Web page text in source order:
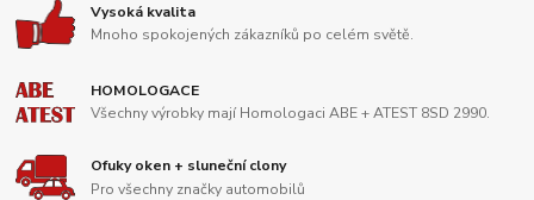
Vysoká kvalita
Mnoho spokojených zákazníků po celém světě.
HOMOLOGACE
Všechny výrobky mají Homologaci ABE + ATEST 8SD 2990.
Ofuky oken + sluneční clony
Pro všechny značky automobilů